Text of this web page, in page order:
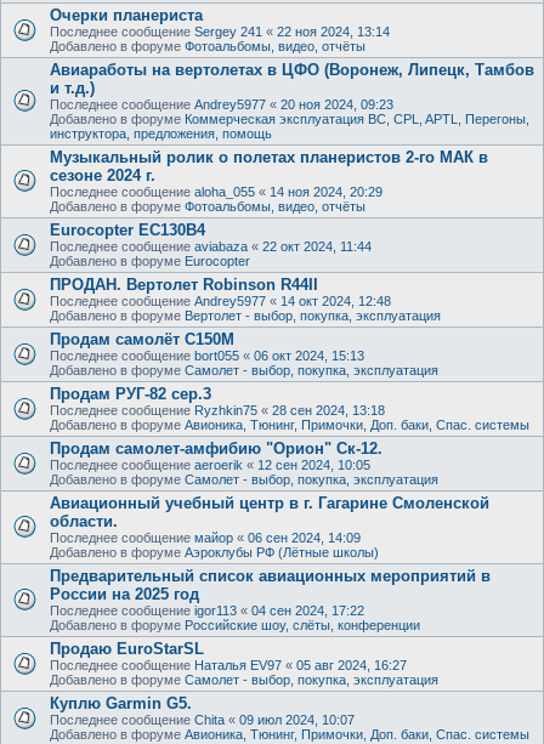
Очерки планериста
Последнее сообщение Sergey 241 « 22 ноя 2024, 13:14
Добавлено в форуме Фотоальбомы, видео, отчёты
Авиаработы на вертолетах в ЦФО (Воронеж, Липецк, Тамбов
и т.д.)
Последнее сообщение Andrey5977 « 20 ноя 2024, 09:23
Добавлено в форуме Коммерческая эксплуатация ВС, CPL, APTL, Перегоны,
инструктора, предложения, помощь
Музыкальный ролик о полетах планеристов 2-го МАК в
сезоне 2024 г.
Последнее сообщение aloha_055 « 14 ноя 2024, 20:29
Добавлено в форуме Фотоальбомы, видео, отчёты
Eurocopter EC130B4
Последнее сообщение aviabaza « 22 окт 2024, 11:44
Добавлено в форуме Eurocopter
ПРОДАН. Вертолет Robinson R44II
Последнее сообщение Andrey5977 « 14 окт 2024, 12:48
Добавлено в форуме Вертолет - выбор, покупка, эксплуатация
Продам самолёт С150М
Последнее сообщение bort055 « 06 окт 2024, 15:13
Добавлено в форуме Самолет - выбор, покупка, эксплуатация
Продам РУГ-82 сер.3
Последнее сообщение Ryzhkin75 « 28 сен 2024, 13:18
Добавлено в форуме Авионика, Тюнинг, Примочки, Доп. баки, Спас. системы
Продам самолет-амфибию "Орион" Ск-12.
Последнее сообщение aeroerik « 12 сен 2024, 10:05
Добавлено в форуме Самолет - выбор, покупка, эксплуатация
Авиационный учебный центр в г. Гагарине Смоленской
области.
Последнее сообщение майор « 06 сен 2024, 14:09
Добавлено в форуме Аэроклубы РФ (Лётные школы)
Предварительный список авиационных мероприятий в
России на 2025 год
Последнее сообщение igor113 « 04 сен 2024, 17:22
Добавлено в форуме Российские шоу, слёты, конференции
Продаю EuroStarSL
Последнее сообщение Наталья EV97 « 05 авг 2024, 16:27
Добавлено в форуме Самолет - выбор, покупка, эксплуатация
Куплю Garmin G5.
Последнее сообщение Chita « 09 июл 2024, 10:07
Добавлено в форуме Авионика, Тюнинг, Примочки, Доп. баки, Спас. системы